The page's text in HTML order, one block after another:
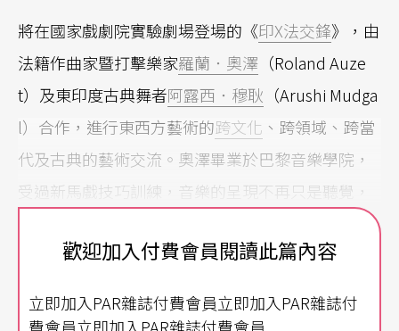
將在國家戲劇院實驗劇場登場的《印X法交鋒》，由
法籍作曲家暨打擊樂家羅蘭．奧澤 （Roland Auze
t）及東印度古典舞者阿露西．穆耿 （Arushi Mudga
l）合作，進行東西方藝術的跨文化 、跨領域、跨當
代及古典的藝術交流。奧澤畢業於巴黎音樂學院，
受過新馬戲技巧訓練，音樂的呈現不再只是聽覺，
視覺上會搭配或大或小、或繁複或簡潔的道具融入
音樂展演中，輔以燈光明暗的細節操控，擴大了觀
西．穆耿的父親是印度德里重要的古典藝術學院
歡迎加入付費會員閱讀此篇內容
立即加入PAR雜誌付費會員立即加入PAR雜誌付
費會員立即加入PAR雜誌付費會員